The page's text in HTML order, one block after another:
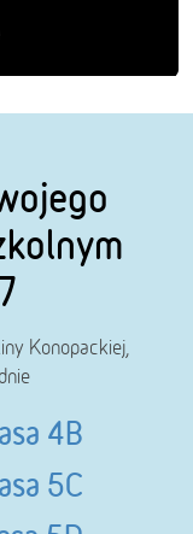
Konopackiej,
4B
5C